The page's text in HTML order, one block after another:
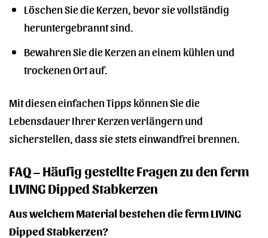
Löschen Sie die Kerzen, bevor sie vollständig
heruntergebrannt sind.
Bewahren Sie die Kerzen an einem kühlen und
trockenen Ort auf.
Mit diesen einfachen Tipps können Sie die
Lebensdauer Ihrer Kerzen verlängern und
sicherstellen, dass sie stets einwandfrei brennen.
FAQ – Häufig gestellte Fragen zu den ferm
LIVING Dipped Stabkerzen
Aus welchem Material bestehen die ferm LIVING
Dipped Stabkerzen?